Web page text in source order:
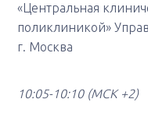
«Центральная
поликлиникой»
г. Москва
10:05-10:10 (МСК +2)